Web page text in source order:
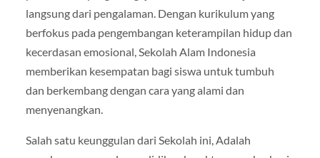
langsung dari pengalaman. Dengan kurikulum yang
berfokus pada pengembangan keterampilan hidup dan
kecerdasan emosional, Sekolah Alam Indonesia
memberikan kesempatan bagi siswa untuk tumbuh
dan berkembang dengan cara yang alami dan
menyenangkan.
Salah satu keunggulan dari Sekolah ini, Adalah